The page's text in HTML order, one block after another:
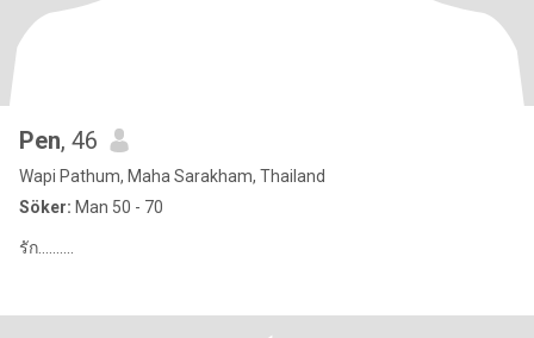
Pen, 46
Wapi Pathum, Maha Sarakham, Thailand
Söker: Man 50 - 70
รัก..........